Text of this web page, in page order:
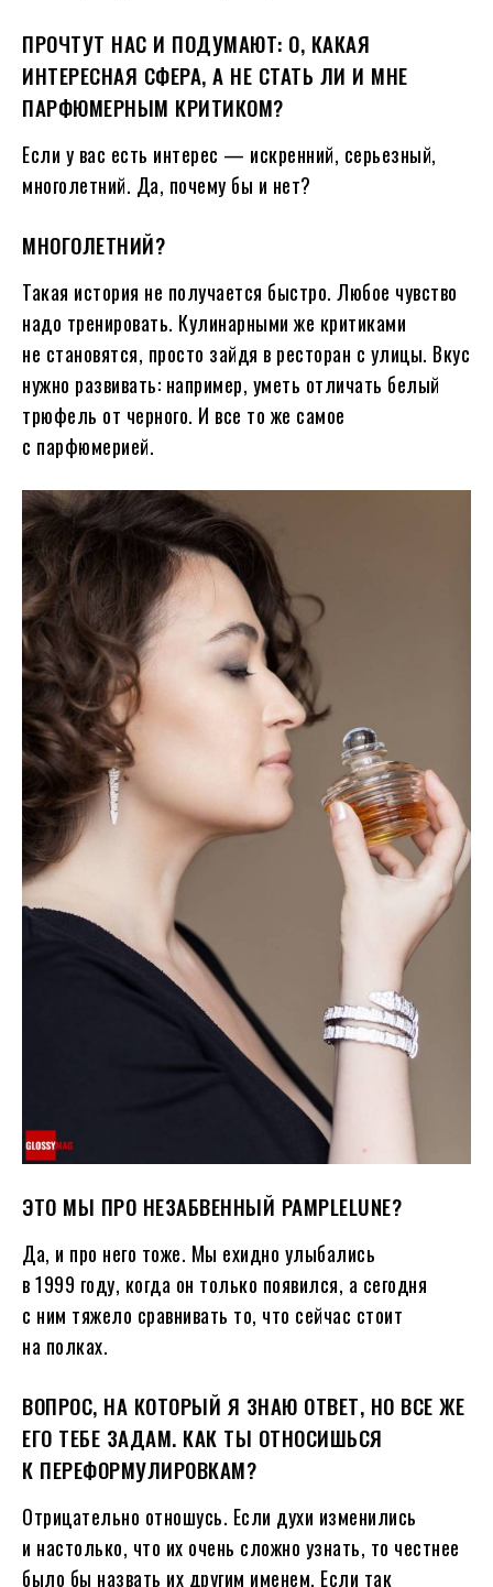
ПРОЧТУТ НАС И ПОДУМАЮТ: О, КАКАЯ
ИНТЕРЕСНАЯ СФЕРА, А НЕ СТАТЬ ЛИ И МНЕ
ПАРФЮМЕРНЫМ КРИТИКОМ?
Если у вас есть интерес — искренний, серьезный,
многолетний. Да, почему бы и нет?
МНОГОЛЕТНИЙ?
Такая история не получается быстро. Любое чувство
надо тренировать. Кулинарными же критиками
не становятся, просто зайдя в ресторан с улицы. Вкус
нужно развивать: например, уметь отличать белый
трюфель от черного. И все то же самое
с парфюмерией.
ЭТО МЫ ПРО НЕЗАБВЕННЫЙ PAMPLELUNE?
Да, и про него тоже. Мы ехидно улыбались
в 1999 году, когда он только появился, а сегодня
с ним тяжело сравнивать то, что сейчас стоит
на полках.
ВОПРОС, НА КОТОРЫЙ Я ЗНАЮ ОТВЕТ, НО ВСЕ ЖЕ
ЕГО ТЕБЕ ЗАДАМ. КАК ТЫ ОТНОСИШЬСЯ
К ПЕРЕФОРМУЛИРОВКАМ?
Отрицательно отношусь. Если духи изменились
и настолько, что их очень сложно узнать, то честнее
было бы назвать их другим именем. Если так